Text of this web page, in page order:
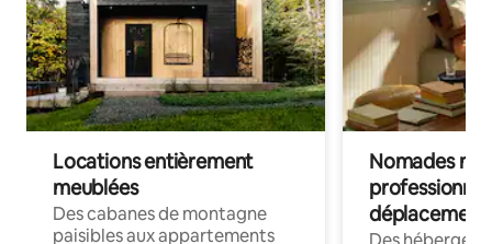
Locations entièrement
meublées
Des cabanes de montagne
paisibles aux appartements
Nomades
déplacement